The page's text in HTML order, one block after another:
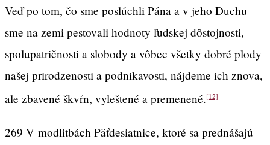
Veď po tom, čo sme poslúchli Pána a v jeho Duchu
sme na zemi pestovali hodnoty ľudskej dôstojnosti,
spolupatričnosti a slobody a vôbec všetky dobré plody
našej prirodzenosti a podnikavosti, nájdeme ich znova,
ale zbavené škvŕn, vyleštené a premenené.[12]
269 V modlitbách Päťdesiatnice, ktoré sa prednášajú